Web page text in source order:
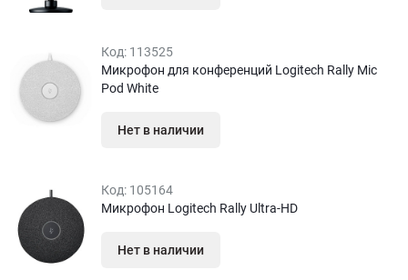
Код: 113525
Микрофон для конференций Logitech Rally Mic
Pod White
Нет в наличии
Код: 105164
Микрофон Logitech Rally Ultra-HD
Нет в наличии